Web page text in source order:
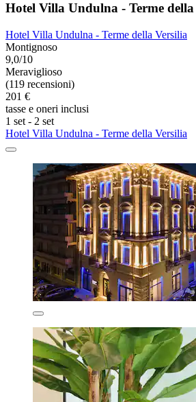
Hotel Villa Undulna - Terme della
Hotel Villa Undulna - Terme della Versilia
Montignoso
9,0/10
Meraviglioso
(119 recensioni)
201 €
tasse e oneri inclusi
1 set - 2 set
Hotel Villa Undulna - Terme della Versilia